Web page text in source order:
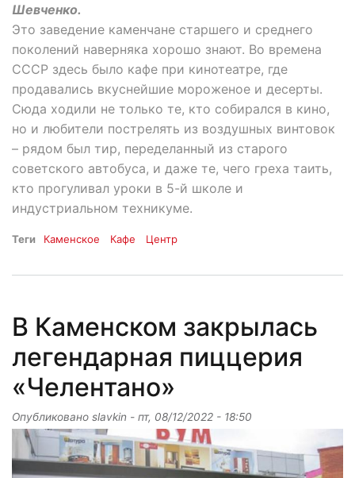
Шевченко.
Это заведение каменчане старшего и среднего
поколений наверняка хорошо знают. Во времена
СССР здесь было кафе при кинотеатре, где
продавались вкуснейшие мороженое и десерты.
Сюда ходили не только те, кто собирался в кино,
но и любители пострелять из воздушных винтовок
– рядом был тир, переделанный из старого
советского автобуса, и даже те, чего греха таить,
кто прогуливал уроки в 5-й школе и
индустриальном техникуме.
Теги Каменское Кафе Центр
В Каменском закрылась
легендарная пиццерия
«Челентано»
Опубликовано slavkin - пт, 08/12/2022 - 18:50